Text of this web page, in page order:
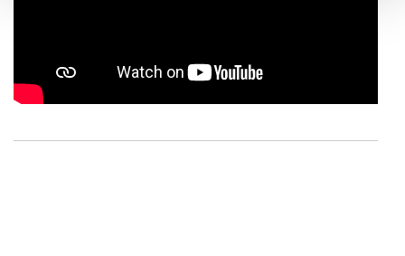
utilização do nosso site de publicidade e de análise, com
parceiros e organizações na UE e em países terceiros.
O ACP garantirá que as transferências internacionais de